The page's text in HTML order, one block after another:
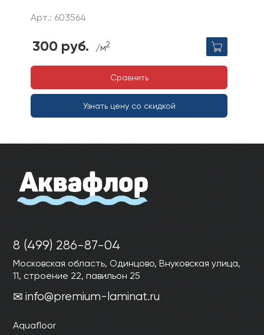
Арт.: 603564
300 руб. /м2
Сравнить
Узнать цену со скидкой
8 (499) 286-87-04
Московская область, Одинцово, Внуковская улица,
11, строение 22, павильон 25
info@premium-laminat.ru
Aquafloor